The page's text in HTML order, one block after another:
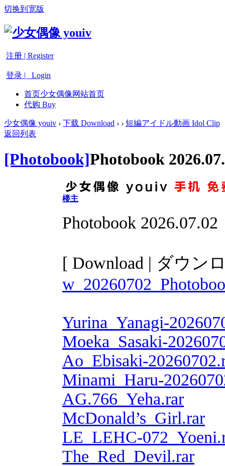
切换到宽版
注册 | Register
登录 | Login
首页少女偶像网站首页
代购 Buy
少女偶像 youiv › 下载 Download › › 短編アイドル動画 Idol Clip
返回列表
[Photobook]Photobook
楼主
Photobook 2026.07.02
[ Download | ダウン
Yurina_Yanagi-
Moeka_Sasaki-
Ao_Ebisaki-
Minami_Haru-
AG.766_Yeha.rar
McDonald’s_Girl.rar
LE_LEHC-
The_Red_Devil.rar